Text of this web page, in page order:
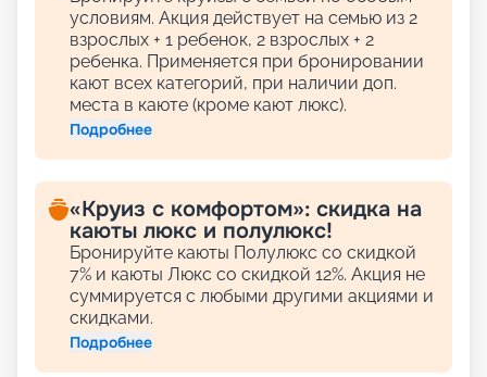
условиям. Акция действует на семью из 2
взрослых + 1 ребенок, 2 взрослых + 2
ребенка. Применяется при бронировании
кают всех категорий, при наличии доп.
места в каюте (кроме кают люкс).
Подробнее
«Круиз с комфортом»: скидка на
каюты люкс и полулюкс!
Бронируйте каюты Полулюкс со скидкой
7% и каюты Люкс со скидкой 12%. Акция не
суммируется с любыми другими акциями и
скидками.
Подробнее